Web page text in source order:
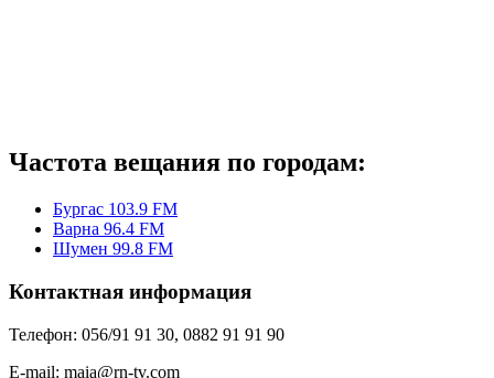
Частота вещания по городам:
Бургас 103.9 FM
Варна 96.4 FM
Шумен 99.8 FM
Контактная информация
Телефон: 056/91 91 30, 0882 91 91 90
E-mail: maia@rn-tv.com